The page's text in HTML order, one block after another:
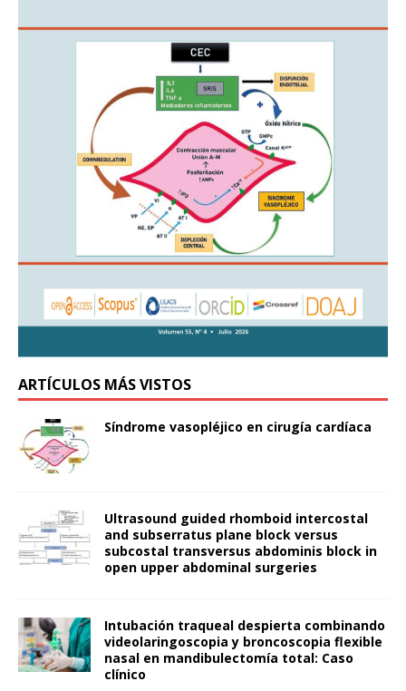
ARTÍCULOS MÁS VISTOS
Síndrome vasopléjico en cirugía cardíaca
Ultrasound guided rhomboid intercostal
and subserratus plane block versus
subcostal transversus abdominis block in
open upper abdominal surgeries
Intubación traqueal despierta combinando
videolaringoscopia y broncoscopia flexible
nasal en mandibulectomía total: Caso
clínico